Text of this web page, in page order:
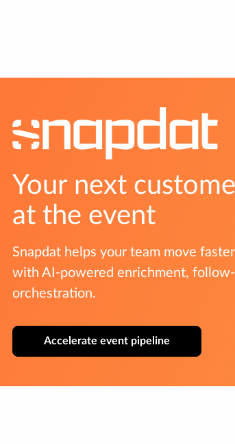
Your next
at the event
Snapdat helps your team move
with AI-powered enrichment, follow-
orchestration.
Accelerate event pipeline